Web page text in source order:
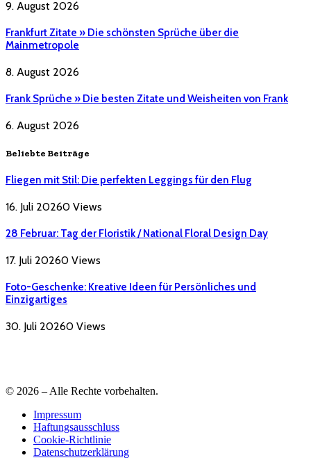
9. August 2026
Frankfurt Zitate » Die schönsten Sprüche über die
Mainmetropole
8. August 2026
Frank Sprüche » Die besten Zitate und Weisheiten von Frank
6. August 2026
Beliebte Beiträge
Fliegen mit Stil: Die perfekten Leggings für den Flug
16. Juli 20260 Views
28 Februar: Tag der Floristik / National Floral Design Day
17. Juli 20260 Views
Foto-Geschenke: Kreative Ideen für Persönliches und
Einzigartiges
30. Juli 20260 Views
© 2026 – Alle Rechte vorbehalten.
Impressum
Haftungsausschluss
Cookie-Richtlinie
Datenschutzerklärung